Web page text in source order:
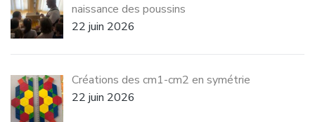
naissance des poussins
22 juin 2026
Créations des cm1-cm2 en symétrie
22 juin 2026